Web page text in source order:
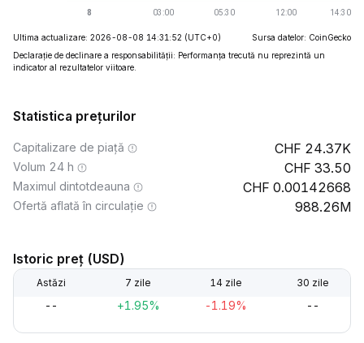
Ultima actualizare: 2026-08-08 14:31:52 (UTC+0)
Sursa datelor: CoinGecko
Declarație de declinare a responsabilității: Performanța trecută nu reprezintă un
indicator al rezultatelor viitoare.
Statistica prețurilor
Capitalizare de piață 24.37K
Volum 24 h 33.50
Maximul dintotdeauna 0.00142668
Ofertă aflată în circulație 988.26M
Istoric preț (USD)
Astăzi 7 zile 14 zile 30 zile
-- +1.95% -1.19% --